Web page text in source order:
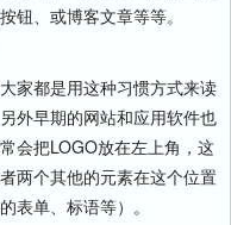
钮、或博客文章等等。
都是用这种习惯方式来读
外早期的网站和应用软件也
会把LOGO放在左上角，这
两个其他的元素在这个位置
表单、标语等）。